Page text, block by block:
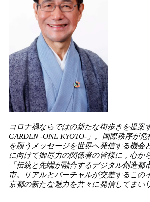
コロナ禍ならではの新たな街歩きを提案
GARDEN -ONE KYOTO-」。国際秩序が
を願うメッセージを世界へ発信する機会
に向けて御尽力の関係者の皆様に，心か
「伝統と先端が融合するデジタル創造都
市。リアルとバーチャルが交差するこの
京都の新たな魅力を共々に発信してまい